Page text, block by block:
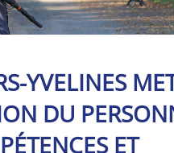
YVELINES
DU
ET